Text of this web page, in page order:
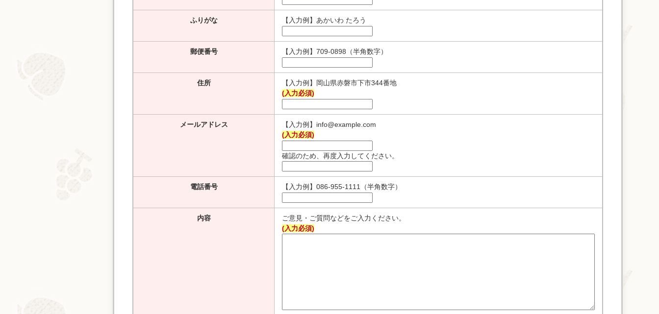
ふりがな 【入力例】あかいわ たろう
郵便番号 【入力例】709-0898（半角数字）
住所
【入力例】岡山県赤磐市下市344番地
(入力必須)
メールアドレス
【入力例】info@example.com
(入力必須)
確認のため、再度入力してください。
電話番号 【入力例】086-955-1111（半角数字）
内容
ご意見・ご質問などをご入力ください。
(入力必須)